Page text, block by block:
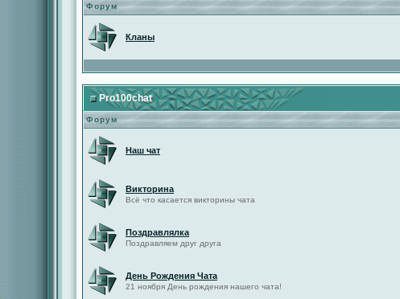
Форум
Кланы
Pro100chat
Форум
Наш чат
Викторина
Всё что касается викторины чата
Поздравлялка
Поздравляем друг друга
День Рождения Чата
21 ноября День рождения нашего чата!